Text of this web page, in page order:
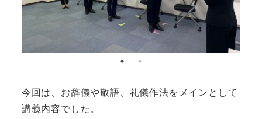
今回は、お辞儀や敬語、礼儀作法をメインとして
講義内容でした。